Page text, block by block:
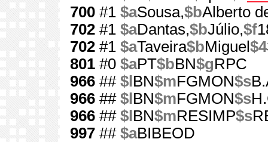
700 #1 $aSousa,$bAlberto
702 #1 $aDantas,$bJúlio,$f
702 #1 $aTaveira$bMiguel $4
801 #0 $aPT$bBN$gRPC
966 ## $l BN$mFGMON$s
966 ## $l BN$mFGMON$s
966 ## $l BN$mRESIMP$s
997 ## $aBIBEOD